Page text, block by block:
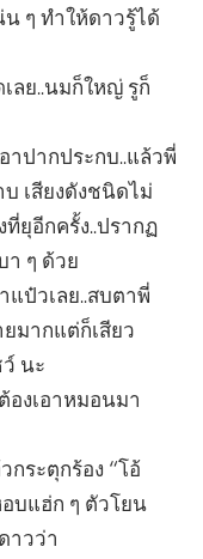
ๆ ทำให้ดาวรู้ได้
ลย..นมก็ใหญ่ รูก็
าปากประกบ..แล้วพี่
เสียงดังชนิดไม่
ยุอีกครั้ง..ปรากฏ
า ๆ ด้วย
ป๋วเลย..สบตาพี่
มากแต่ก็เสียว
นะ
องเอาหมอนมา
กระตุกร้อง “โอ้
บแฮ่ก ๆ ตัวโยน
าวว่า